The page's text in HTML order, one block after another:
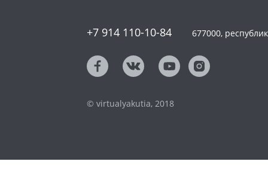
+7 914 110-10-84 677000,
© virtualyakutia, 2018